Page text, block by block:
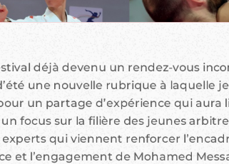
déjà devenu un rendez-vous
une nouvelle rubrique à laquelle
un partage d’expérience qui aura
focus sur la filière des jeunes
qui viennent renforcer
et l’engagement de Mohamed